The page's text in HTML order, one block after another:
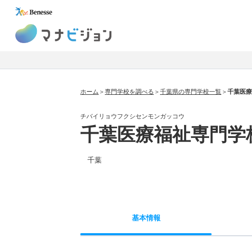
ホーム 専門学校を調べる 千葉県の専門学校一覧 千葉医
チバイリョウフクシセンモンガッコウ
千葉医療福祉専門学
千葉
基本情報